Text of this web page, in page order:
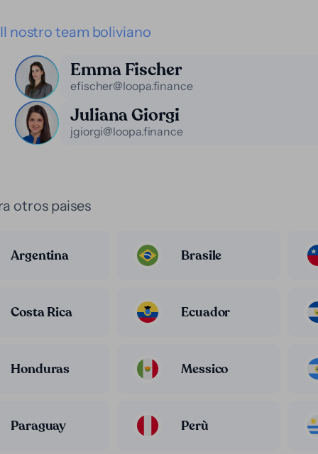
Il nostro team boliviano
Emma Fischer
efischer@loopa.finance
Juliana Giorgi
jgiorgi@loopa.finance
otros paises
Argentina Brasile
Costa Rica Ecuador
Honduras Messico
Paraguay Perù